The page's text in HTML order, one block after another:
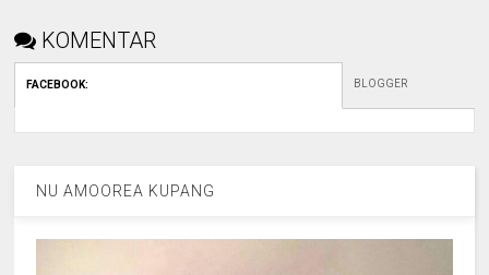
KOMENTAR
FACEBOOK: BLOGGER
NU AMOOREA KUPANG